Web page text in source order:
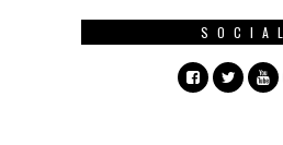
SOCIAL